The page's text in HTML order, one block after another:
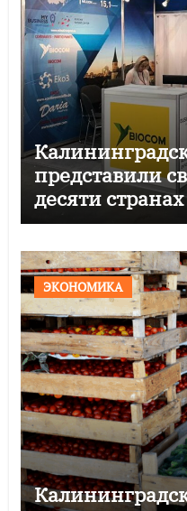
представили
десяти
ЭКОНОМИКА